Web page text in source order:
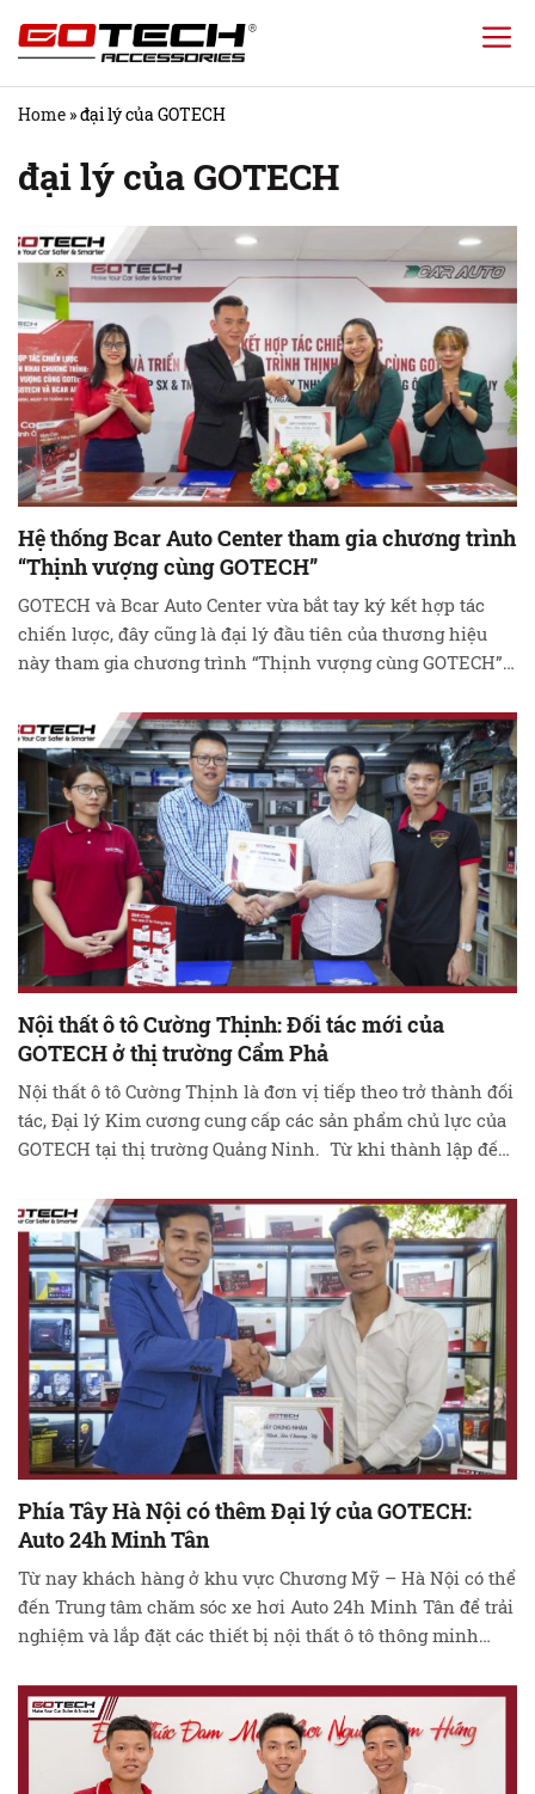
Chuyển
đến
nộiHome »đại lý của GOTECH
đại lý của GOTECH
Hệ thống Bcar Auto Center tham gia chương trình
“Thịnh vượng cùng GOTECH”
GOTECH và Bcar Auto Center vừa bắt tay ký kết hợp tác
chiến lược, đây cũng là đại lý đầu tiên của thương hiệu
này tham gia chương trình “Thịnh vượng cùng GOTECH”.
và làm chủ công nghệ GOTECH đã từng bước …Đọc tiếp
Nội thất ô tô Cường Thịnh: Đối tác mới của
GOTECH ở thị trường Cẩm Phả
Nội thất ô tô Cường Thịnh là đơn vị tiếp theo trở thành đối
tác, Đại lý Kim cương cung cấp các sản phẩm chủ lực của
GOTECH tại thị trường Quảng Ninh. Từ khi thành lập đến
thị trường ở khắp 64 tỉnh …Đọc tiếp
Phía Tây Hà Nội có thêm Đại lý của GOTECH:
Auto 24h Minh Tân
Từ nay khách hàng ở khu vực Chương Mỹ – Hà Nội có thể
đến Trung tâm chăm sóc xe hơi Auto 24h Minh Tân để trải
nghiệm và lắp đặt các thiết bị nội thất ô tô thông minh
chuyến thăm và làm việc …Đọc tiếp